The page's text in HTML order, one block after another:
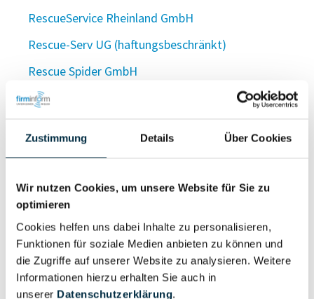
Zustimmung Details Über Cookies
Wir nutzen Cookies, um unsere Website für Sie zu
optimieren
Cookies helfen uns dabei Inhalte zu personalisieren,
Funktionen für soziale Medien anbieten zu können und
die Zugriffe auf unserer Website zu analysieren. Weitere
Informationen hierzu erhalten Sie auch in
unserer Datenschutzerklärung.
RescueService Rheinland GmbH
Rescue-Serv UG (haftungsbeschränkt)
Rescue Spider GmbH
rescueTABLET GmbH
Rescue Tools UG (haftungsbeschränkt)
rescuetrack GmbH
Rescue Trade OHG
Rescue-Trade Vertriebsgesellschaft mbH